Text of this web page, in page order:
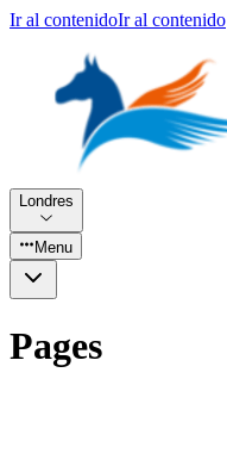
Ir al contenidoIr al contenido
Londres
Menu
Pages